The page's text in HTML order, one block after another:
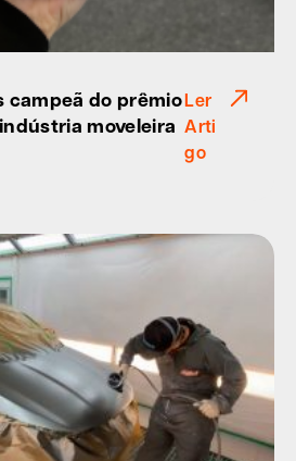
campeã do prêmio
moveleira
Ler
Arti
go